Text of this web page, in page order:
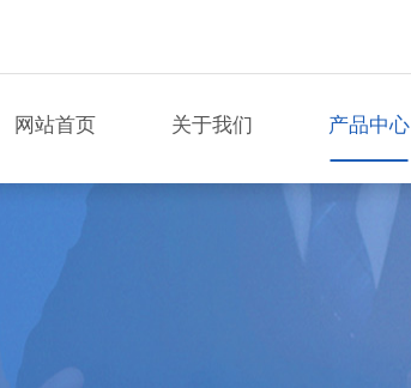
网站首页 关于我们 产品中心